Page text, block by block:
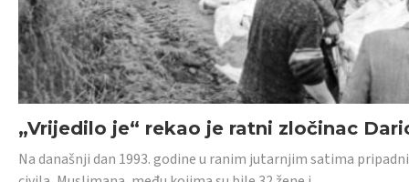
„Vrijedilo je“ rekao je ratni zločinac
Na današnji dan 1993. godine u ranim jutarnjim satima